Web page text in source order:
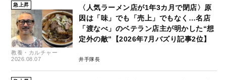
急上昇
教養・カルチャー
2026.08.07
〈人気ラーメン店が1年3カ月で閉店〉原
因は「味」でも「売上」でもなく…名店
「渡なべ」のベテラン店主が明かした“想
定外の敵”【2026年7月バズり記事2位】
井手隊長